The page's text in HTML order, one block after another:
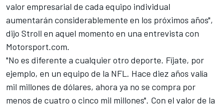
valor empresarial de cada equipo individual
aumentarán considerablemente en los próximos años",
dijo Stroll en aquel momento en una entrevista con
Motorsport.com.
"No es diferente a cualquier otro deporte. Fíjate, por
ejemplo, en un equipo de la NFL. Hace diez años valía
mil millones de dólares, ahora ya no se compra por
menos de cuatro o cinco mil millones". Con el valor de la